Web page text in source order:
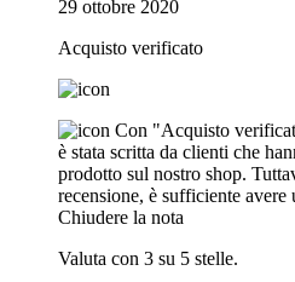
29 ottobre 2020
Acquisto verificato
Con "Acquisto
è stata scritta da clienti che
prodotto sul nostro shop.
recensione, è sufficiente
Chiudere la nota
Valuta con 3 su 5 stelle.